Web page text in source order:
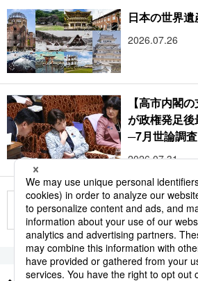
日本の世界
2026.07.26
【高市内閣
が政権発足
─7月世論調査
2026.07.31
もっと見る